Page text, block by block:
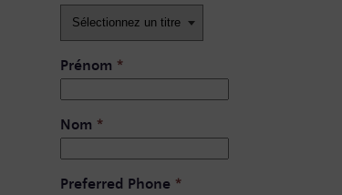
Prénom *
Nom *
Preferred Phone *